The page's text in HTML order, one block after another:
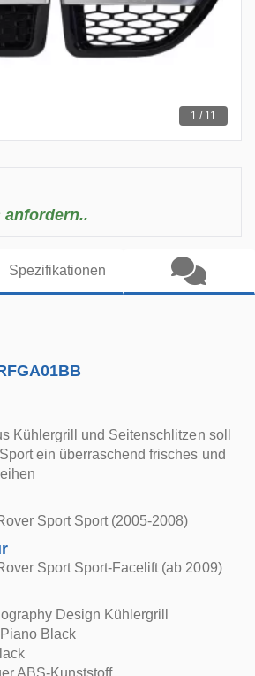
1 / 11
Spezifikationen
Kühlergrill und Seitenschlitzen soll
ein überraschend frisches und
Sport Sport (2005-2008)
Sport Sport-Facelift (ab 2009)
Design Kühlergrill
Black
ABS-Kunststoff